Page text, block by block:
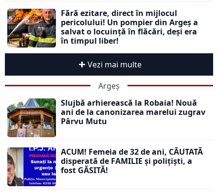
Fără ezitare, direct în mijlocul
pericolului! Un pompier din Argeș a
salvat o locuință în flăcări, deși era
în timpul liber!
Vezi mai multe
Argeș
Slujbă arhierească la Robaia! Nouă
ani de la canonizarea marelui zugrav
Pârvu Mutu
ACUM! Femeia de 32 de ani, CĂUTATĂ
disperată de FAMILIE și polițiști, a
fost GĂSITĂ!